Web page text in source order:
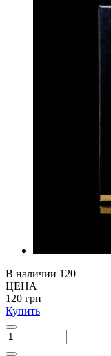
В наличии 120
ЦЕНА
120 грн
Купить